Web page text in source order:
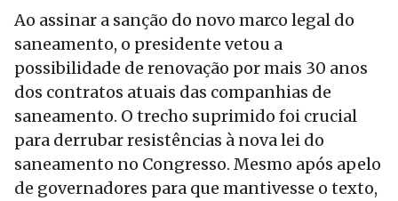
Ao assinar a sanção do novo marco legal do
saneamento, o presidente vetou a
possibilidade de renovação por mais 30 anos
dos contratos atuais das companhias de
saneamento. O trecho suprimido foi crucial
para derrubar resistências à nova lei do
saneamento no Congresso. Mesmo após apelo
de governadores para que mantivesse o texto,